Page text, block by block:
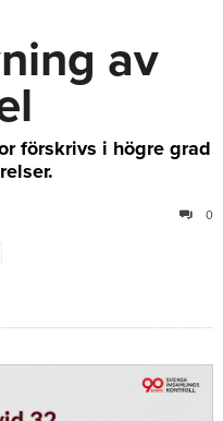
av
förskrivs i högre grad
0